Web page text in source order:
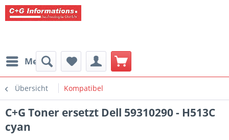
Menü
Übersicht Kompatibel
C+G Toner ersetzt Dell 59310290 - H513C
cyan